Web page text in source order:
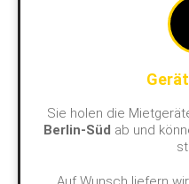
Sie holen die
Berlin-Süd ab und